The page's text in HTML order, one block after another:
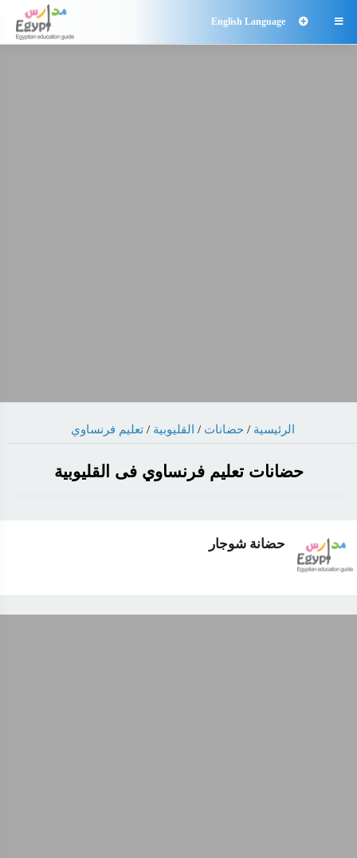

English Language
الرئيسية / حضانات / القليوبية /تعليم فرنساوي
حضانات تعليم فرنساوي فى القليوبية
حضانة شوجار